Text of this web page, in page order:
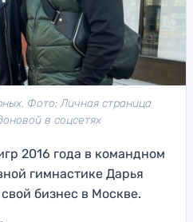
Фото: Личная страница
в соцсетях
2016 года в командном
гимнастике Дарья
бизнес в Москве.